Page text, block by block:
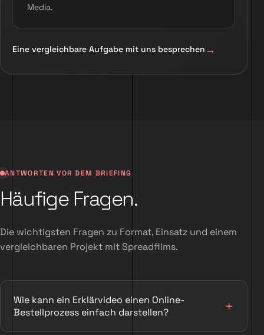
Media.
Eine vergleichbare Aufgabe mit uns besprechen
ANTWORTEN VOR DEM BRIEFING
Häufige Fragen.
Die wichtigsten Fragen zu Format, Einsatz und einem
vergleichbaren Projekt mit Spreadfilms.
Wie kann ein Erklärvideo einen Online-
Bestellprozess einfach darstellen?